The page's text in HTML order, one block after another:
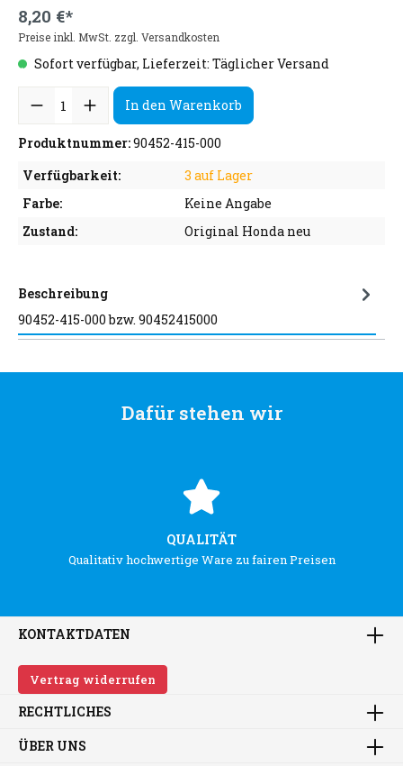
8,20 €*
Preise inkl. MwSt. zzgl. Versandkosten
Sofort verfügbar, Lieferzeit: Täglicher Versand
In den Warenkorb
Produktnummer:90452-415-000
Verfügbarkeit:
3 auf Lager
Farbe:
Keine Angabe
Zustand:
Original Honda neu
Beschreibung
90452-415-000 bzw. 90452415000
Dafür stehen wir
QUALITÄT
Qualitativ hochwertige Ware zu fairen Preisen
KONTAKTDATEN
Vertrag widerrufen
RECHTLICHES
ÜBER UNS